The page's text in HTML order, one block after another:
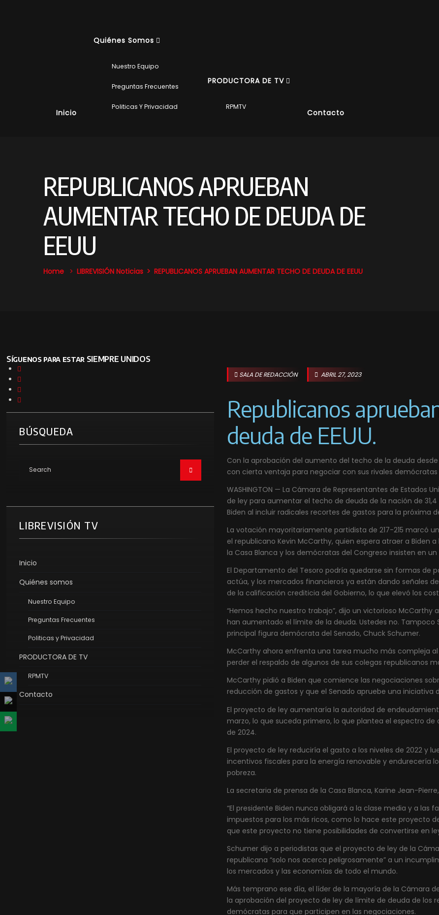
Inicio
Quiénes Somos
Nuestro Equipo
Preguntas Frecuentes
Politicas Y Privacidad
PRODUCTORA DE TV
RPMTV
Contacto
REPUBLICANOS APRUEBAN
AUMENTAR TECHO DE DEUDA DE
EEUU
Home LIBREVISIÓN Noticias REPUBLICANOS APRUEBAN AUMENTAR TECHO DE DEUDA DE EEUU
SALA DE REDACCIÓN ABRIL 27, 2023
Republicanos
deuda de EEUU.
Con la aprobación del aumento del techo de la deuda
con cierta ventaja para negociar con sus rivales demócratas
WASHINGTON — La Cámara de Representantes de
de ley para aumentar el techo de deuda de la nación de
Biden al incluir radicales recortes de gastos para la próxima
La votación mayoritariamente partidista de 217-215 marcó
el republicano Kevin McCarthy, quien espera atraer a Biden
la Casa Blanca y los demócratas del Congreso insisten en
El Departamento del Tesoro podría quedarse sin formas de
actúa, y los mercados financieros ya están dando señales
de la calificación crediticia del Gobierno, lo que elevó los
“Hemos hecho nuestro trabajo”, dijo un victorioso McCarthy
han aumentado el límite de la deuda. Ustedes no. Tampoco
principal figura demócrata del Senado, Chuck Schumer.
McCarthy ahora enfrenta una tarea mucho más compleja
perder el respaldo de algunos de sus colegas republicanos
McCarthy pidió a Biden que comience las negociaciones
reducción de gastos y que el Senado apruebe una iniciativa
El proyecto de ley aumentaría la autoridad de
marzo, lo que suceda primero, lo que plantea el espectro
de 2024.
El proyecto de ley reduciría el gasto a los niveles de 2022 y
incentivos fiscales para la energía renovable y endurecería
pobreza.
La secretaria de prensa de la Casa Blanca, Karine Jean-
“El presidente Biden nunca obligará a la clase media y a
impuestos para los más ricos, como lo hace este proyecto
que este proyecto no tiene posibilidades de convertirse en
Schumer dijo a periodistas que el proyecto de ley de la
republicana “solo nos acerca peligrosamente” a un
los mercados y las economías de todo el mundo.
Más temprano ese día, el líder de la mayoría de la Cámara
la aprobación del proyecto de ley de límite de deuda de los
demócratas para que participen en las negociaciones.
Síguenos para estar SIEMPRE UNIDOS
BÚSQUEDA
LIBREVISIÓN TV
Inicio
Quiénes somos
Nuestro Equipo
Preguntas Frecuentes
Politicas y Privacidad
PRODUCTORA DE TV
RPMTV
Contacto